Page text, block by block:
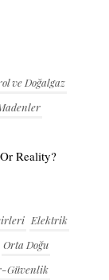
ve Doğalgaz
Reality?
Elektrik
Orta Doğu
Güvenlik